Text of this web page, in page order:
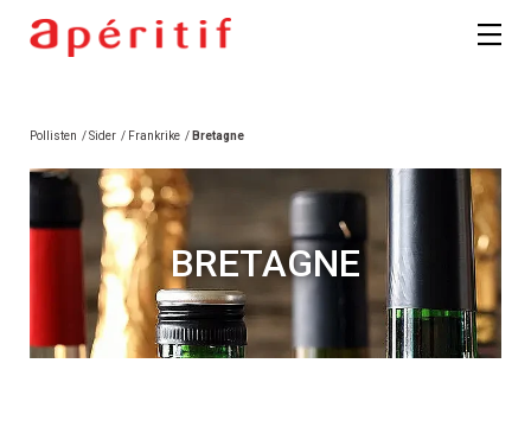
Pollisten /Sider / Frankrike / Bretagne
BRETAGNE